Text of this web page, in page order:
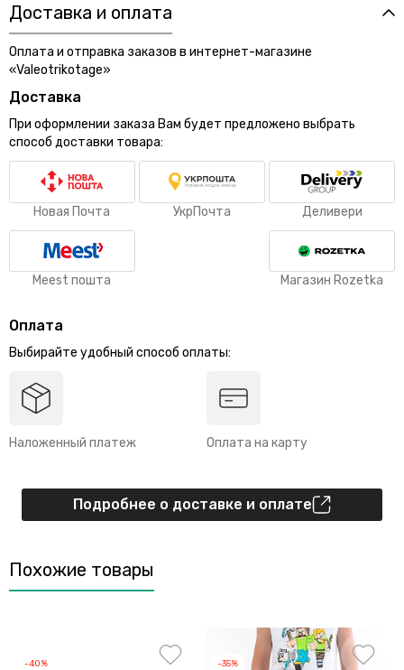
Доставка и оплата
Оплата и отправка заказов в интернет-магазине
«Valeotrikotage»
Доставка
При оформлении заказа Вам будет предложено выбрать
способ доставки товара:
Новая Почта УкрПочта Деливери
Meest пошта Магазин Rozetka
Оплата
Выбирайте удобный способ оплаты:
Наложенный платеж Оплата на карту
Подробнее о доставке и оплате
Похожие товары
-40% -35%